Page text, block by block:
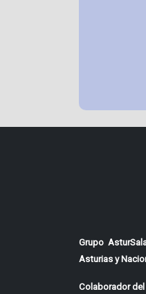
Grupo
Asturias y
Colaborador